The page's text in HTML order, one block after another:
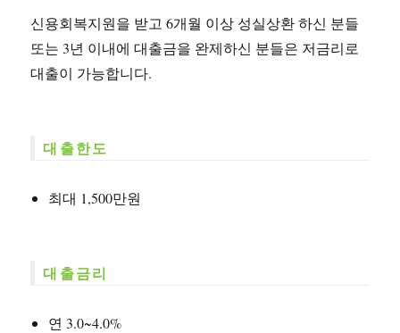
신용회복지원을 받고 6개월 이상 성실상환 하신 분들
또는 3년 이내에 대출금을 완제하신 분들은 저금리로
대출이 가능합니다.
대출한도
최대 1,500만원
대출금리
연 3.0~4.0%